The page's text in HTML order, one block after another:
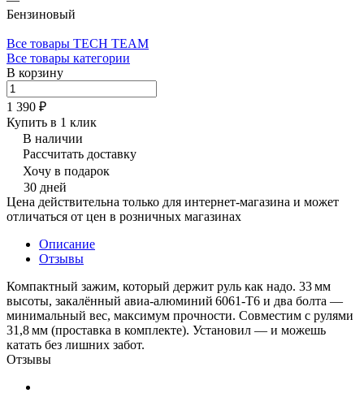
Бензиновый
Все товары TECH TEAM
Все товары категории
В корзину
1 390 ₽
Купить в 1 клик
В наличии
Рассчитать доставку
Хочу в подарок
30 дней
Цена действительна только для интернет-магазина и может
отличаться от цен в розничных магазинах
Описание
Отзывы
Компактный зажим, который держит руль как надо. 33 мм
высоты, закалённый авиа‑алюминий 6061‑T6 и два болта —
минимальный вес, максимум прочности. Совместим с рулями
31,8 мм (проставка в комплекте). Установил — и можешь
катать без лишних забот.
Отзывы